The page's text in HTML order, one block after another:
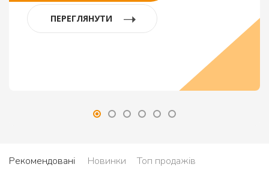
ПЕРЕГЛЯНУТИ
Рекомендовані Новинки Топ продажів